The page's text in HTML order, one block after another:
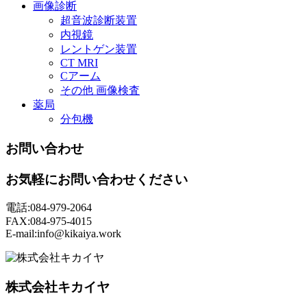
画像診断
超音波診断装置
内視鏡
レントゲン装置
CT MRI
Cアーム
その他 画像検査
薬局
分包機
お問い合わせ
お気軽にお問い合わせください
電話:084-979-2064
FAX:084-975-4015
E-mail:info@kikaiya.work
株式会社キカイヤ